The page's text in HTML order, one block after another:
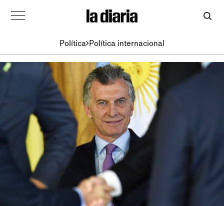
Política Política internacional